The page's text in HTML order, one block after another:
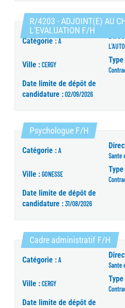
R/4203 - ADJOINT(E) AU
L'EVALUATION F/H
Catégorie :A
Ville :CERGY
Date limite de dépôt de
candidature :02/09/2026
Psychologue F/H (Nouvelle
Catégorie :A
Sante
Ville :GONESSE
Date limite de dépôt de
candidature :31/08/2026
Cadre administratif F/H
Catégorie :A
Sante
Ville :CERGY
Date limite de dépôt de